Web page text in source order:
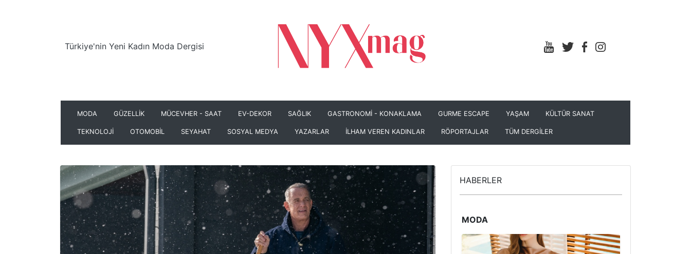
Türkiye'nin Yeni Kadın Moda Dergisi
MODA GÜZELLİK MÜCEVHER - SAAT EV-DEKOR SAĞLIK GASTRONOMİ - KONAKLAMA GURME ESCAPE YAŞAM KÜLTÜR SANAT
TEKNOLOJİ OTOMOBİL SEYAHAT SOSYAL MEDYA YAZARLAR İLHAM VEREN KADINLAR RÖPORTAJLAR TÜM DERGİLER
HABERLER
MODA